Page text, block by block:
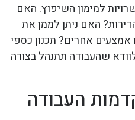
למימון השיפוץ. האם
האם ניתן לממן את
אחרים? תכנון כספי
שהעבודה תתנהל בצורה
העבודה